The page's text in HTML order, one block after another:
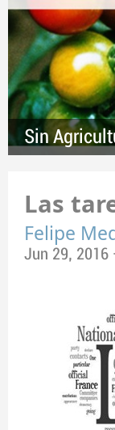
Sin
Las
Felipe
Jun 29, 2016